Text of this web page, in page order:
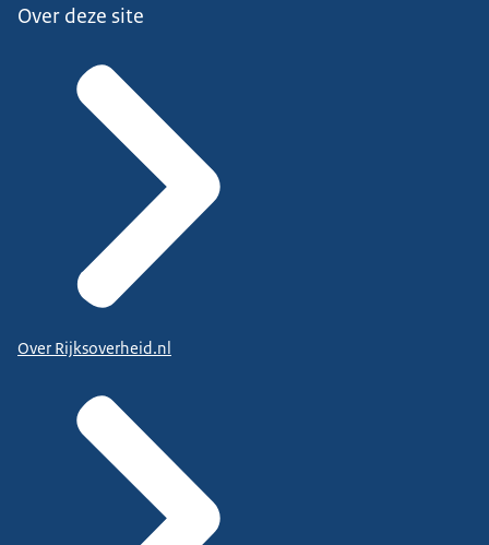
Over deze site
Over Rijksoverheid.nl